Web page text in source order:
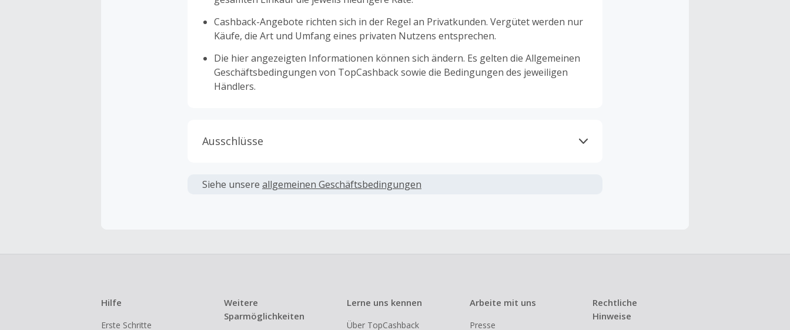
Cashback-Angebote richten sich in der Regel an Privatkunden. Vergütet werden nur
Käufe, die Art und Umfang eines privaten Nutzens entsprechen.
Die hier angezeigten Informationen können sich ändern. Es gelten die Allgemeinen
Geschäftsbedingungen von TopCashback sowie die Bedingungen des jeweiligen
Händlers.
Ausschlüsse
verwendet werden, die nicht ausdrücklich auf dieser Händlerseite von TopCashback
Gewerbliche, Reseller- oder ungewöhnlich große Bestellungen sind bei den meisten
Siehe unsere allgemeinen Geschäftsbedingungen
Hilfe
Erste Schritte
Weitere
Sparmöglichkeiten
Lerne uns kennen
Über TopCashback
Arbeite mit uns
Presse
Rechtliche
Hinweise